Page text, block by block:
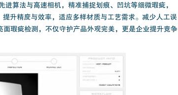
算法与高速相机，精准捕捉划痕、凹坑等细微瑕疵，
升精度与效率，适应多样材质与工艺需求。减少人工误
瑕疵检测，不仅守护产品外观完美，更是企业提升竞争